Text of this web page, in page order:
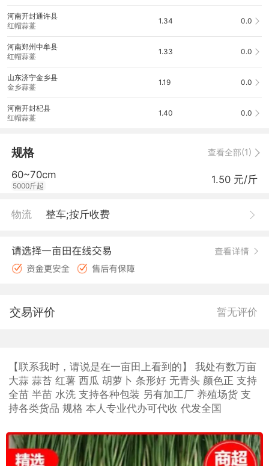
河南开封通许县
红帽蒜薹
1.34 0.0
河南郑州中牟县
红帽蒜薹
1.33 0.0
山东济宁金乡县
金乡蒜薹
1.19 0.0
河南开封杞县
红帽蒜薹
1.40 0.0
规格 查看全部(1)
60~70cm
5000斤起 1.50 元/斤
物流 整车;按斤收费
交易评价 暂无评价
【联系我时，请说是在一亩田上看到的】 我处有数万亩
大蒜 蒜苔 红薯 西瓜 胡萝卜 条形好 无青头 颜色正 支持
全苗 半苗 水洗 支持各种包装 另有加工厂 养殖场货 支
持各类货品 规格 本人专业代办可代收 代发全国